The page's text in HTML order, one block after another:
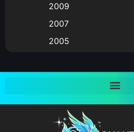
Big tits (นมใหญ่)
Bitch (ผู้หญิงร่าน)
Bondage (ทาส)(1)
2009
2007
2005
2001
1997
1993